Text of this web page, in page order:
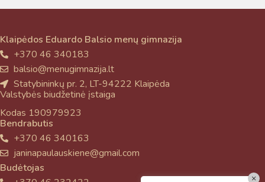
Klaipėdos Eduardo Balsio menų gimnazija
+370 46 340183
balsio@menugimnazija.lt
Statybininkų pr. 2, LT-94222 Klaipėda
Valstybės biudžetinė įstaiga
Kodas 190979923
Bendrabutis
+370 46 340163
janinapaulauskiene@gmail.com
Budėtojas
×